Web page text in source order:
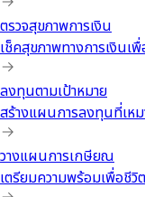
ตรวจสุขภาพการเงิน
เช็คสุขภาพทางการเงิน
ลงทุนตามเป้าหมาย
สร้างแผนการลงทุนที่เห
วางแผนการเกษียณ
เตรียมความพร้อมเพื่อชี